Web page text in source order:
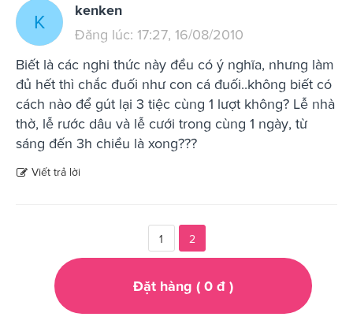
K
kenken
Đăng lúc: 17:27, 16/08/2010
Biết là các nghi thức này đều có ý nghĩa, nhưng làm
đủ hết thì chắc đuối như con cá đuối..không biết có
cách nào để gút lại 3 tiệc cùng 1 lượt không? Lễ nhà
thờ, lễ rước dâu và lễ cưới trong cùng 1 ngày, từ
sáng đến 3h chiều là xong???
Viết trả lời
1 2
Đặt hàng ( 0đ )